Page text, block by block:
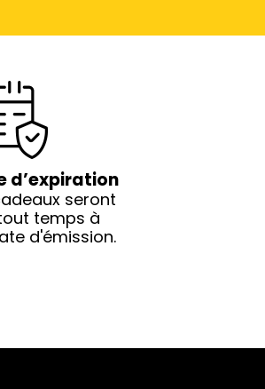
d’expiration
seront
temps à
d'émission.